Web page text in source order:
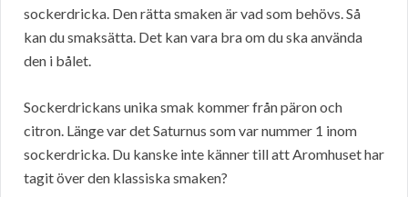
sockerdricka. Den rätta smaken är vad som behövs. Så
kan du smaksätta. Det kan vara bra om du ska använda
den i bålet.
Sockerdrickans unika smak kommer från päron och
citron. Länge var det Saturnus som var nummer 1 inom
sockerdricka. Du kanske inte känner till att Aromhuset har
tagit över den klassiska smaken?